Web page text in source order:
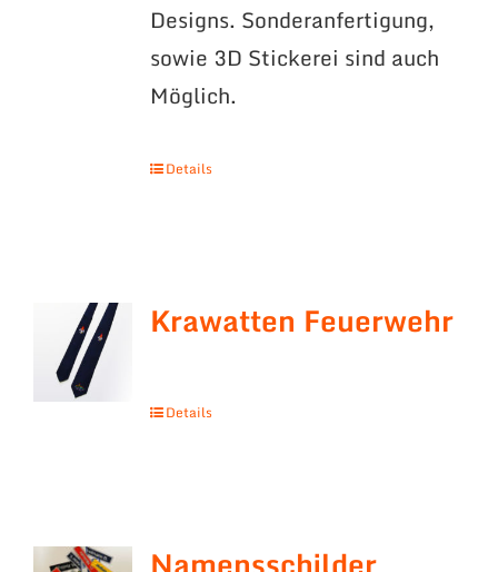
Designs. Sonderanfertigung,
sowie 3D Stickerei sind auch
Möglich.
Details
Krawatten Feuerwehr
Details